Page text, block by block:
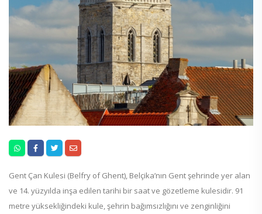
Gent Çan Kulesi (Belfry of Ghent), Belçika’nın Gent şehrinde yer alan
ve 14. yüzyılda inşa edilen tarihi bir saat ve gözetleme kulesidir. 91
metre yüksekliğindeki kule, şehrin bağımsızlığını ve zenginliğini